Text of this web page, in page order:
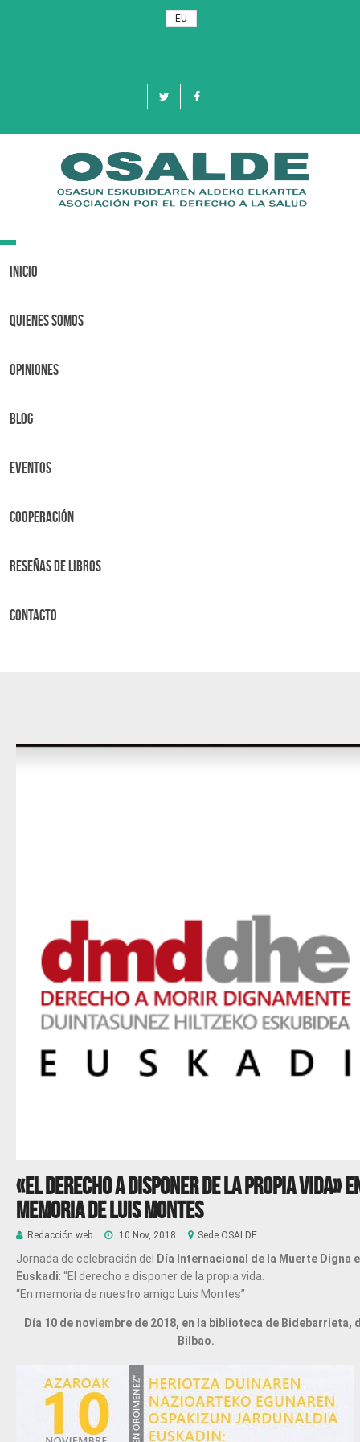
EU
Toggle
Inicio
Quienes Somos
OPINIONES
BLOG
Eventos
Cooperación
Reseñas de libros
Contacto
«El derecho a disponer de la propia vida»
memoria de Luis Montes
Redacción web 10 Nov, 2018 Sede OSALDE
Jornada de celebración del
Día Internacional de la Muerte Digna
Euskadi: “El derecho a disponer de la propia vida.
“En memoria de nuestro amigo Luis Montes”
Día 10 de noviembre de 2018, en la biblioteca de Bidebarrieta,
Bilbao.